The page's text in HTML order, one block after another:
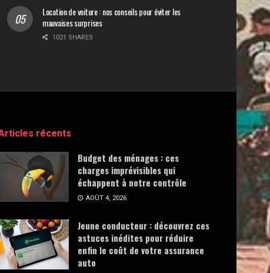
Location de voiture : nos conseils pour éviter les
mauvaises surprises
1021 SHARES
récents
Budget des ménages : ces
charges imprévisibles qui
échappent à notre contrôle
AOÛT 4, 2026
Jeune conducteur : découvrez ces
astuces inédites pour réduire
enfin le coût de votre assurance
auto